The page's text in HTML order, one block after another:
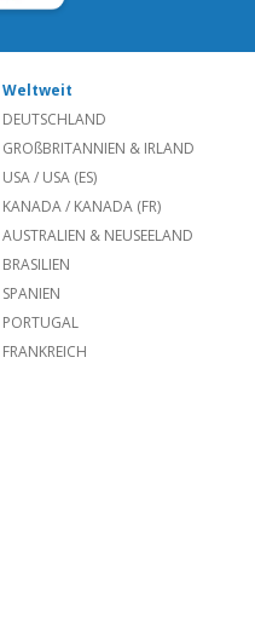
Weltweit
DEUTSCHLAND
GROßBRITANNIEN & IRLAND
USA/ USA (ES)
KANADA/ KANADA (FR)
AUSTRALIEN & NEUSEELAND
BRASILIEN
SPANIEN
PORTUGAL
FRANKREICH